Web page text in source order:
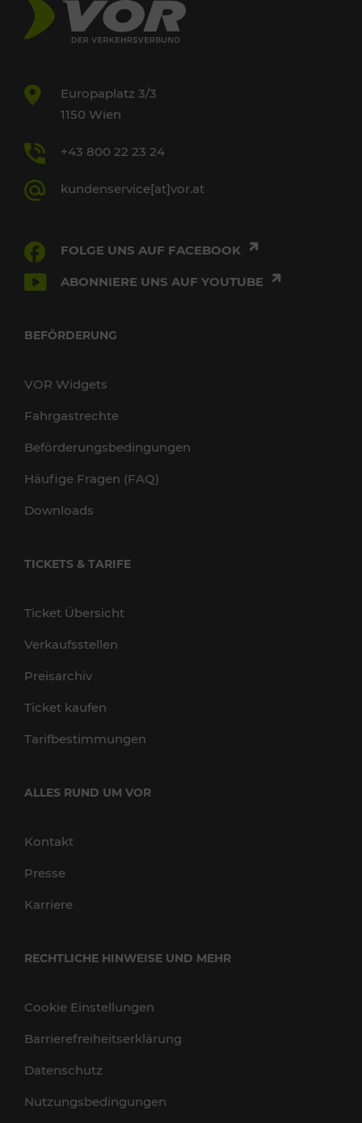
Europaplatz 3/3
1150 Wien
+43 800 22 23 24
kundenservice[at]vor.at
FOLGE UNS AUF FACEBOOK
ABONNIERE UNS AUF YOUTUBE
BEFÖRDERUNG
VOR Widgets
Fahrgastrechte
Beförderungsbedingungen
Häufige Fragen (FAQ)
Downloads
TICKETS & TARIFE
Ticket Übersicht
Verkaufsstellen
Preisarchiv
Ticket kaufen
Tarifbestimmungen
ALLES RUND UM VOR
Kontakt
Presse
Karriere
RECHTLICHE HINWEISE UND MEHR
Cookie Einstellungen
Barrierefreiheitserklärung
Datenschutz
Nutzungsbedingungen